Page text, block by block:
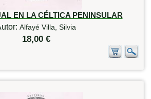
EN LA CÉLTICA PENINSULAR
Alfayé Villa, Silvia
18,00 €